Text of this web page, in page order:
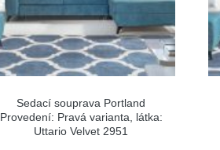
Sedací souprava Portland
Provedení: Pravá varianta, látka:
Uttario Velvet 2951